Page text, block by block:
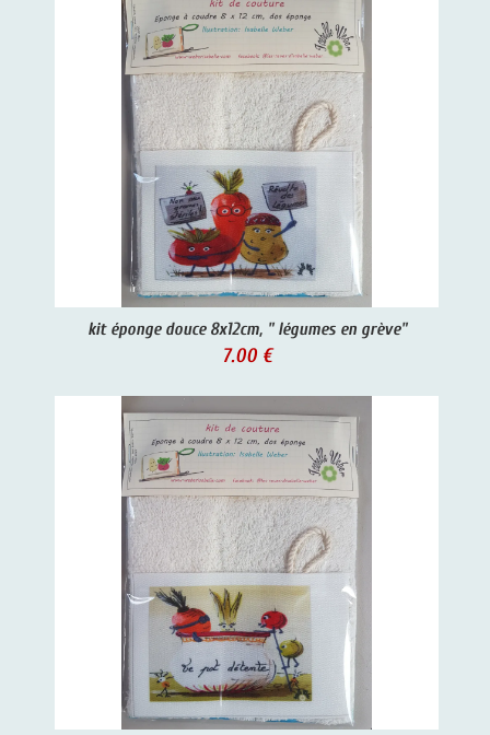
kit éponge douce 8x12cm, " légumes en grève"
7.00 €